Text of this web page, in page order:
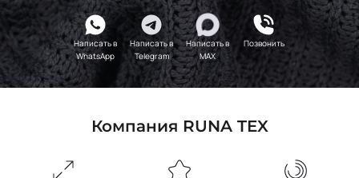
Написать в
WhatsApp
Написать в
Telegram
Написать в
MAX
Позвонить
Компания RUNA TEX